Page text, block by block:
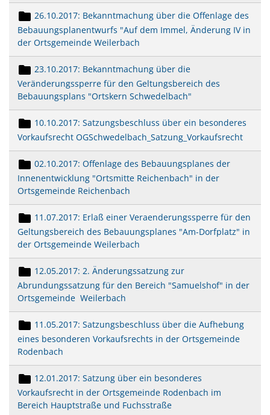
26.10.2017: Bekanntmachung über die Offenlage des
Bebauungsplanentwurfs "Auf dem Immel, Änderung IV in
der Ortsgemeinde Weilerbach
23.10.2017: Bekanntmachung über die
Veränderungssperre für den Geltungsbereich des
Bebauungsplans "Ortskern Schwedelbach"
10.10.2017: Satzungsbeschluss über ein besonderes
Vorkaufsrecht OGSchwedelbach_Satzung_Vorkaufsrecht
02.10.2017: Offenlage des Bebauungsplanes der
Innenentwicklung "Ortsmitte Reichenbach" in der
Ortsgemeinde Reichenbach
11.07.2017: Erlaß einer Veraenderungssperre für den
Geltungsbereich des Bebauungsplanes "Am-Dorfplatz" in
der Ortsgemeinde Weilerbach
12.05.2017: 2. Änderungssatzung zur
Abrundungssatzung für den Bereich "Samuelshof" in der
Ortsgemeinde Weilerbach
11.05.2017: Satzungsbeschluss über die Aufhebung
eines besonderen Vorkaufsrechts in der Ortsgemeinde
Rodenbach
12.01.2017: Satzung über ein besonderes
Vorkaufsrecht in der Ortsgemeinde Rodenbach im
Bereich Hauptstraße und Fuchsstraße